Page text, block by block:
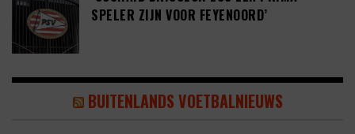
SPELER ZIJN VOOR FEYENOORD’
BUITENLANDS VOETBALNIEUWS